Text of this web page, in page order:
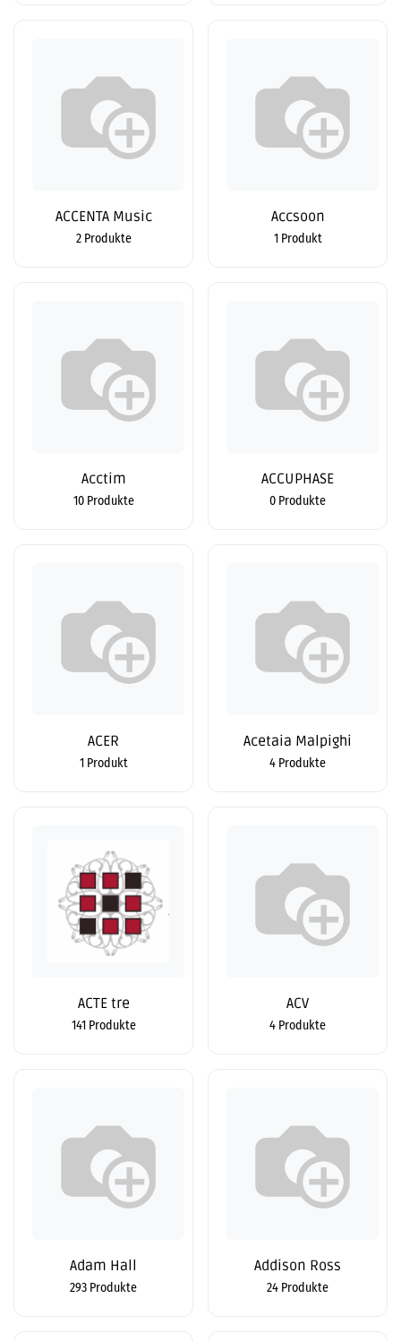
ACCENTA Music
2 Produkte
Accsoon
1 Produkt
Acctim
10 Produkte
ACCUPHASE
0 Produkte
ACER
1 Produkt
Acetaia Malpighi
4 Produkte
ACTE tre
141 Produkte
ACV
4 Produkte
Adam Hall
293 Produkte
Addison Ross
24 Produkte